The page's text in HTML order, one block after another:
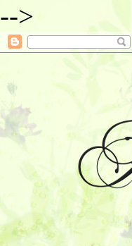
-->